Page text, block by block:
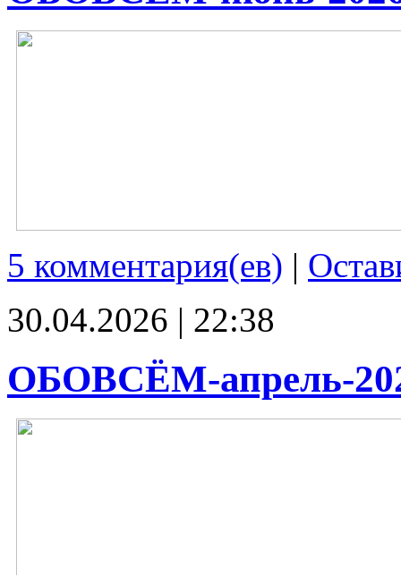
5 комментария(ев) |
30.04.2026 | 22:38
ОБОВСЁМ-апрель-